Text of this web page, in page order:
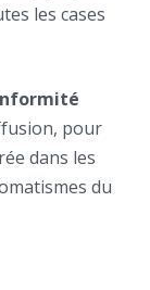
les cases
pour
dans les
du